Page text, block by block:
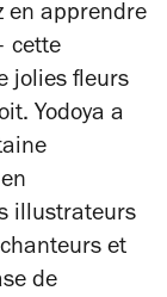
en apprendre
cette
jolies fleurs
Yodoya a
illustrateurs
et
de